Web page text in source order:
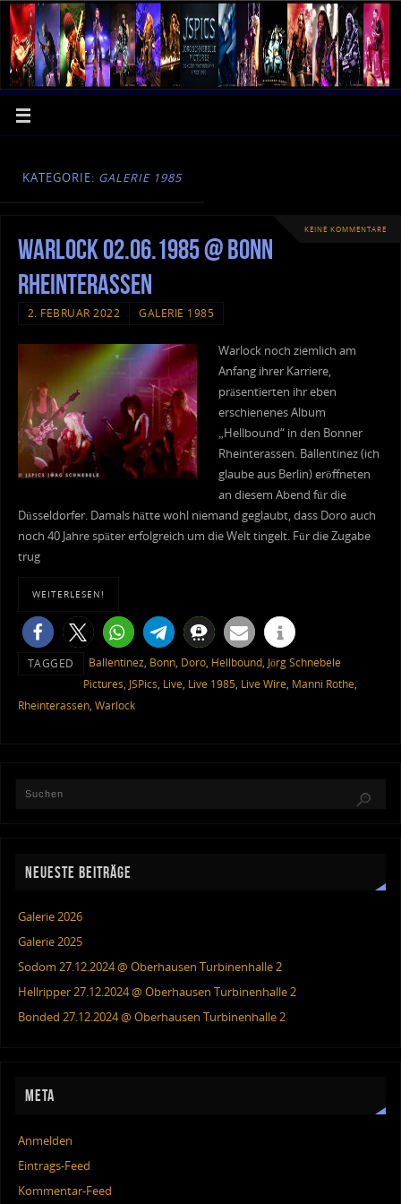
KATEGORIE: GALERIE 1985
KEINE KOMMENTARE
Warlock 02.06.1985 @ Bonn
Rheinterassen
2. FEBRUAR 2022 GALERIE 1985
Warlock noch ziemlich am
Anfang ihrer Karriere,
präsentierten ihr eben
erschienenes Album
„Hellbound“ in den Bonner
Rheinterassen. Ballentinez (ich
glaube aus Berlin) eröffneten
an diesem Abend für die
Düsseldorfer. Damals hätte wohl niemand geglaubt, dass Doro auch
noch 40 Jahre später erfolgreich um die Welt tingelt. Für die Zugabe
trug
WEITERLESEN!
TAGGED Ballentinez, Bonn, Doro, Hellbound, Jörg Schnebele
Pictures, JSPics, Live, Live 1985, Live Wire, Manni Rothe,
Rheinterassen, Warlock
NEUESTE BEITRÄGE
Galerie 2026
Galerie 2025
Sodom 27.12.2024 @ Oberhausen Turbinenhalle 2
Hellripper 27.12.2024 @ Oberhausen Turbinenhalle 2
Bonded 27.12.2024 @ Oberhausen Turbinenhalle 2
META
Anmelden
Eintrags-Feed
Kommentar-Feed